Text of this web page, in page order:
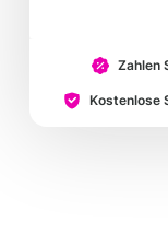
Zahlen
Kostenlose